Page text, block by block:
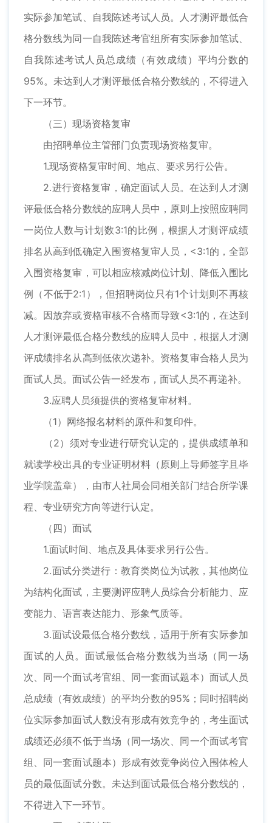
实际参加笔试、自我陈述考试人员。人才测评最低合
格分数线为同一自我陈述考官组所有实际参加笔试、
自我陈述考试人员总成绩（有效成绩）平均分数的
95%。未达到人才测评最低合格分数线的，不得进入
下一环节。
（三）现场资格复审
由招聘单位主管部门负责现场资格复审。
1.现场资格复审时间、地点、要求另行公告。
2.进行资格复审，确定面试人员。在达到人才测
评最低合格分数线的应聘人员中，原则上按照应聘同
一岗位人数与计划数3:1的比例，根据人才测评成绩
排名从高到低确定入围资格复审人员，<3:1的，全部
入围资格复审，可以相应核减岗位计划、降低入围比
例（不低于2:1），但招聘岗位只有1个计划则不再核
减。因放弃或资格审核不合格而导致<3:1的，在达到
人才测评最低合格分数线的应聘人员中，根据人才测
评成绩排名从高到低依次递补。资格复审合格人员为
面试人员。面试公告一经发布，面试人员不再递补。
3.应聘人员须提供的资格复审材料。
（1）网络报名材料的原件和复印件。
（2）须对专业进行研究认定的，提供成绩单和
就读学校出具的专业证明材料（原则上导师签字且毕
业学院盖章），由市人社局会同相关部门结合所学课
程、专业研究方向等进行认定。
（四）面试
1.面试时间、地点及具体要求另行公告。
2.面试分类进行：教育类岗位为试教，其他岗位
为结构化面试，主要测评应聘人员综合分析能力、应
变能力、语言表达能力、形象气质等。
3.面试设最低合格分数线，适用于所有实际参加
面试的人员。面试最低合格分数线为当场（同一场
次、同一个面试考官组、同一套面试题本）面试人员
总成绩（有效成绩）的平均分数的95%；同时招聘岗
位实际参加面试人数没有形成有效竞争的，考生面试
成绩还必须不低于当场（同一场次、同一个面试考官
组、同一套面试题本）形成有效竞争岗位入围体检人
员的最低面试分数。未达到面试最低合格分数线的，
不得进入下一环节。